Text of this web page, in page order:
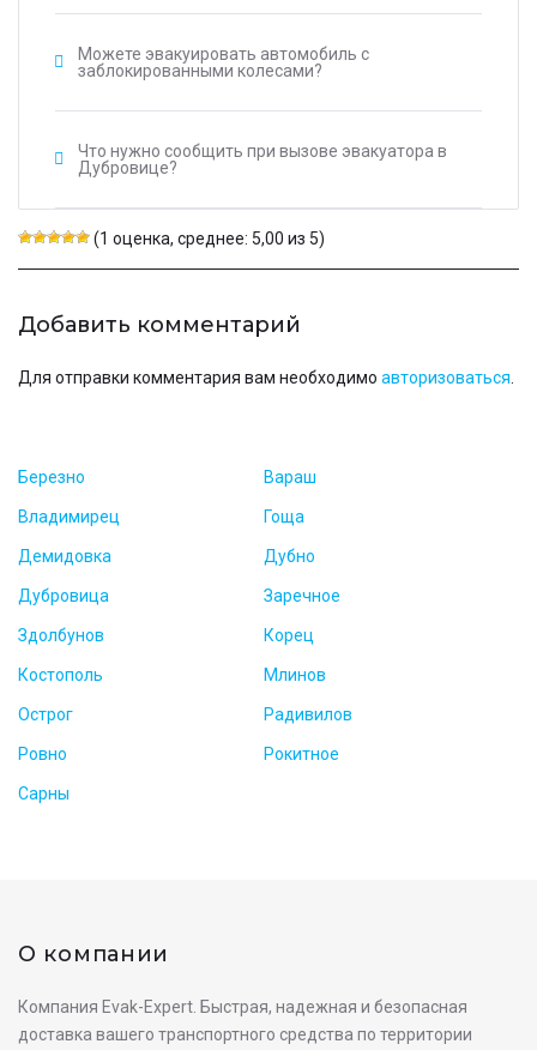
Березно Вараш
Владимирец Гоща
Демидовка Дубно
Дубровица Заречное
Здолбунов Корец
Костополь Млинов
Острог Радивилов
Ровно Рокитное
Сарны
Можете эвакуировать автомобиль с
заблокированными колесами?
Что нужно сообщить при вызове эвакуатора в
Дубровице?
(1 оценка, среднее: 5,00 из 5)
Добавить комментарий
Для отправки комментария вам необходимо авторизоваться
О компании
Компания Evak-Expert. Быстрая, надежная и безопасная
доставка вашего транспортного средства по территории